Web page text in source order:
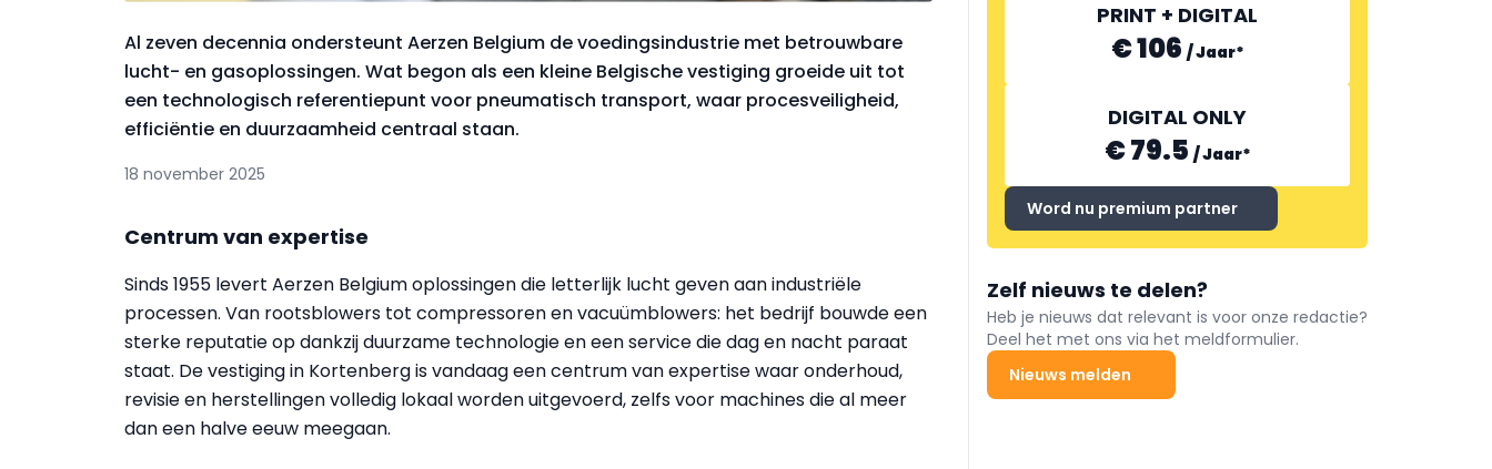
Al zeven decennia ondersteunt Aerzen Belgium de voedingsindustrie met betrouwbare
lucht- en gasoplossingen. Wat begon als een kleine Belgische vestiging groeide uit tot
een technologisch referentiepunt voor pneumatisch transport, waar procesveiligheid,
efficiëntie en duurzaamheid centraal staan.
18 november 2025
Centrum van expertise
Sinds 1955 levert Aerzen Belgium oplossingen die letterlijk lucht geven aan industriële
processen. Van rootsblowers tot compressoren en vacuümblowers: het bedrijf bouwde een
sterke reputatie op dankzij duurzame technologie en een service die dag en nacht paraat
staat. De vestiging in Kortenberg is vandaag een centrum van expertise waar onderhoud,
revisie en herstellingen volledig lokaal worden uitgevoerd, zelfs voor machines die al meer
dan een halve eeuw meegaan.
PRINT + DIGITAL
€ 106 /Jaar*
DIGITAL ONLY
€ 79.5 /Jaar*
Word nu premium partner
Zelf nieuws te delen?
Heb je nieuws dat relevant is voor onze redactie?
Deel het met ons via het meldformulier.
Nieuws melden